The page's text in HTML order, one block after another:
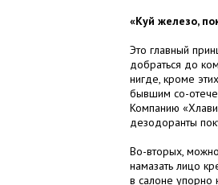
«Куй железо,
Это главный
добраться до
нигде, кроме
бывшим со-
Компанию
дезодоранты
Во-вторых,
намазать лицо
в салоне упорно